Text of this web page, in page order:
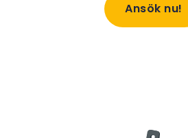
Ansök nu!